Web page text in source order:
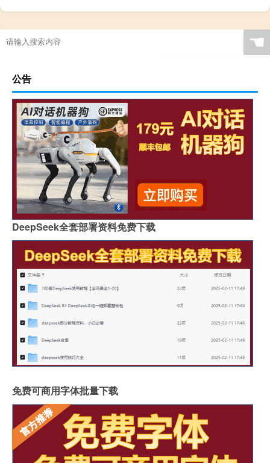
☚
公告
DeepSeek全套部署资料免费下载
免费可商用字体批量下载